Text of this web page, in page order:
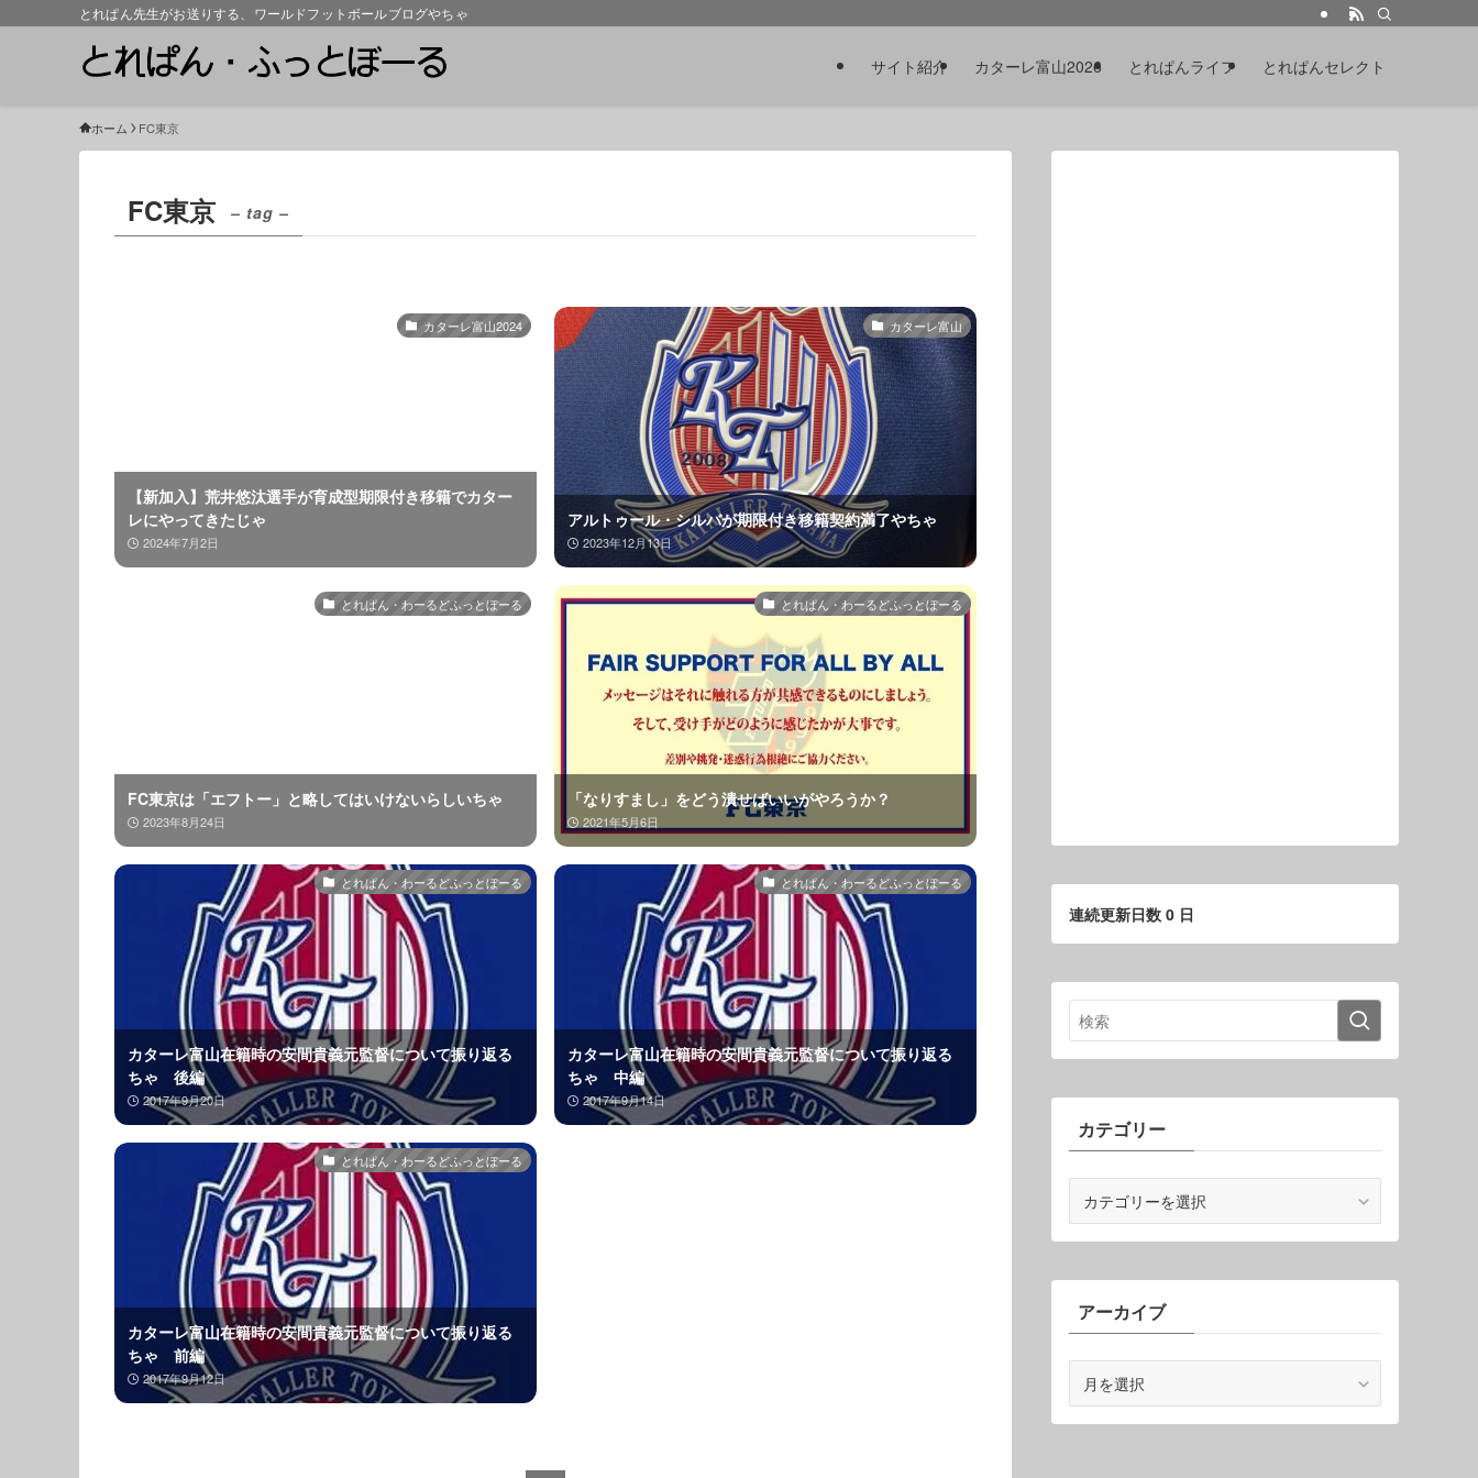
とれぱん先生がお送りする、ワールドフットボールブログやちゃ
サイト紹介 カターレ富山2026 とれぱんライフ とれぱんセレクト
ホーム FC東京
FC東京 – tag –
カターレ富山2024
【新加入】荒井悠汰選手が育成型期限付き移籍でカター
レにやってきたじゃ
2024年7月2日
カターレ富山
アルトゥール・シルバが期限付き移籍契約満了やちゃ
2023年12月13日
とれぱん・わーるどふっとぼーる
FC東京は「エフトー」と略してはいけないらしいちゃ
2023年8月24日
とれぱん・わーるどふっとぼーる
「なりすまし」をどう潰せばいいがやろうか？
2021年5月6日
とれぱん・わーるどふっとぼーる
カターレ富山在籍時の安間貴義元監督について振り返る
ちゃ 後編
2017年9月20日
とれぱん・わーるどふっとぼーる
カターレ富山在籍時の安間貴義元監督について振り返る
ちゃ 中編
2017年9月14日
とれぱん・わーるどふっとぼーる
カターレ富山在籍時の安間貴義元監督について振り返る
ちゃ 前編
2017年9月12日
連続更新日数 0 日
カテゴリー
ゴ
ー
アーカイブ
カ